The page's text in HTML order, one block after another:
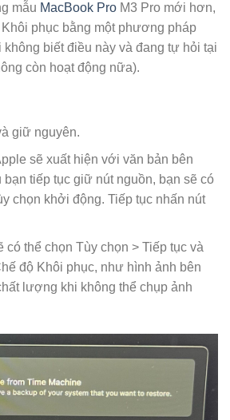
mẫu MacBook Pro M3 Pro mới hơn,
phục bằng một phương pháp
biết điều này và đang tự hỏi tại
còn hoạt động nữa).
giữ nguyên.
sẽ xuất hiện với văn bản bên
tiếp tục giữ nút nguồn, bạn sẽ có
chọn khởi động. Tiếp tục nhấn nút
có thể chọn Tùy chọn > Tiếp tục và
độ Khôi phục, như hình ảnh bên
lượng khi không thể chụp ảnh